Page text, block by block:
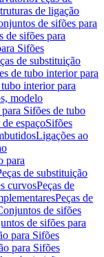
de ligação
de sifões para
de sifões para
Sifões
de substituição
de tubo interior para
interior para
modelo
Sifões de tubo
espaçoSifões
Ligações ao
para
de substituição
curvosPeças de
Peças de
de sifões
de sifões para
para Sifões
para Sifões